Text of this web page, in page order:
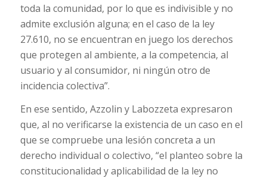
toda la comunidad, por lo que es indivisible y no
admite exclusión alguna; en el caso de la ley
27.610, no se encuentran en juego los derechos
que protegen al ambiente, a la competencia, al
usuario y al consumidor, ni ningún otro de
incidencia colectiva”.
En ese sentido, Azzolin y Labozzeta expresaron
que, al no verificarse la existencia de un caso en el
que se compruebe una lesión concreta a un
derecho individual o colectivo, “el planteo sobre la
constitucionalidad y aplicabilidad de la ley no